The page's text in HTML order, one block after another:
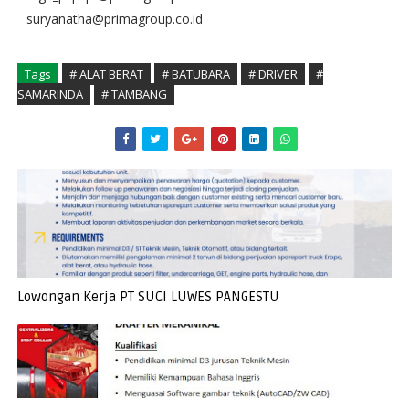
suryanatha@primagroup.co.id
Tags # ALAT BERAT # BATUBARA # DRIVER
#
SAMARINDA
# TAMBANG
Lowongan Kerja PT SUCI LUWES PANGESTU